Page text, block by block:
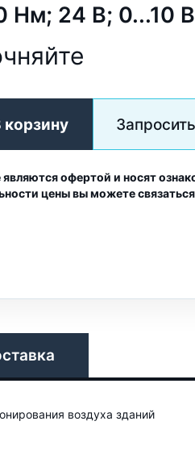
Нм; 24 В; 0...10 В
корзину
офертой и носят
цены вы можете
воздуха зданий